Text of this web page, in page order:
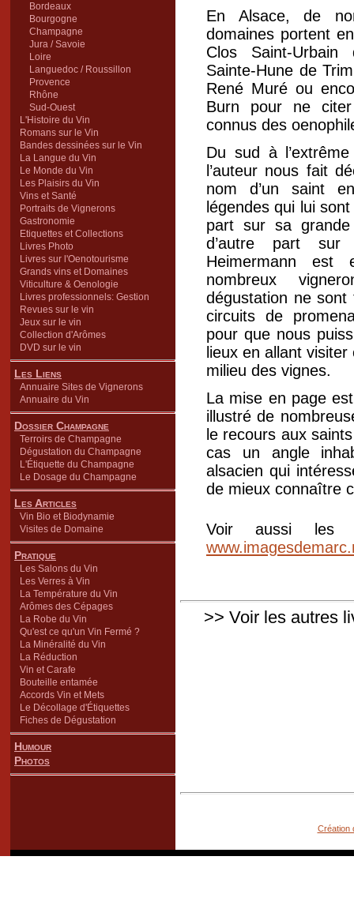
Bordeaux
Bourgogne
Champagne
Jura / Savoie
Loire
Languedoc / Roussillon
Provence
Rhône
Sud-Ouest
L'Histoire du Vin
Romans sur le Vin
Bandes dessinées sur le Vin
La Langue du Vin
Le Monde du Vin
Les Plaisirs du Vin
Vins et Santé
Portraits de Vignerons
Gastronomie
Etiquettes et Collections
Livres Photo
Livres sur l'Oenotourisme
Grands vins et Domaines
Viticulture & Oenologie
Livres professionnels: Gestion
Revues sur le vin
Jeux sur le vin
Collection d'Arômes
DVD sur le vin
Les Liens
Annuaire Sites de Vignerons
Annuaire du Vin
Dossier Champagne
Terroirs de Champagne
Dégustation du Champagne
L'Étiquette du Champagne
Le Dosage du Champagne
Les Articles
Vin Bio et Biodynamie
Visites de Domaine
Pratique
Les Salons du Vin
Les Verres à Vin
La Température du Vin
Arômes des Cépages
La Robe du Vin
Qu'est ce qu'un Vin Fermé ?
La Minéralité du Vin
La Réduction
Vin et Carafe
Bouteille entamée
Accords Vin et Mets
Le Décollage d'Étiquettes
Fiches de Dégustation
Humour
Photos
En Alsace, de
domaines portent
Clos Saint-Urbain
Sainte-Hune de
René Muré ou
Burn pour ne
connus des
Du sud à
l’auteur nous fait
nom d’un saint
légendes qui lui
part sur sa grande
d’autre part
Heimermann
nombreux
dégustation ne sont
circuits de
pour que nous
lieux en allant
milieu des vignes.
La mise en page
illustré de
le recours aux
cas un angle
alsacien qui
de mieux connaître
Voir aussi
>> Voir les autres
Création